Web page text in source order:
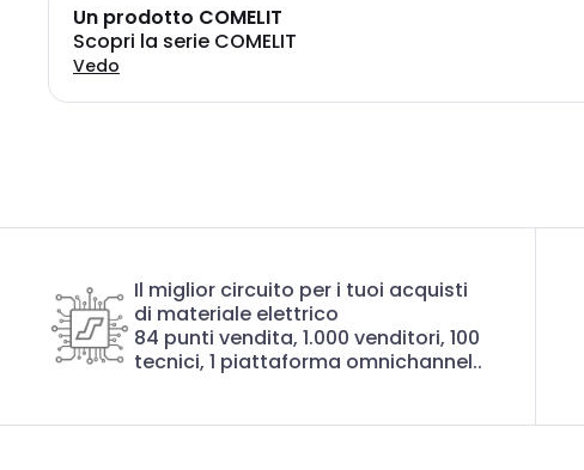
Un prodotto COMELIT
Scopri la serie COMELIT
Vedo
Il miglior circuito per i tuoi acquisti
di materiale elettrico
84 punti vendita, 1.000 venditori, 100
tecnici, 1 piattaforma omnichannel..